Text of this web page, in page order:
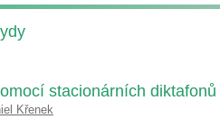
stacionárních diktafonů
Křenek